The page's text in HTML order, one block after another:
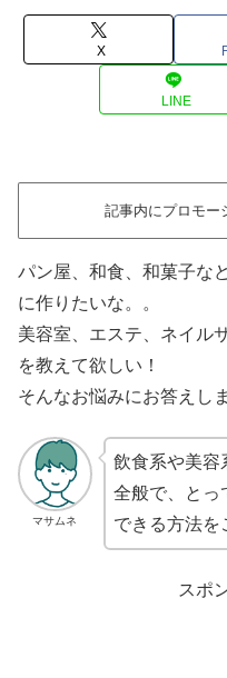
X
LINE
記事内にプロモー
パン屋、和食、和菓子な
に作りたいな。。
美容室、エステ、ネイル
を教えて欲しい！
そんなお悩みにお答えし
マサムネ
飲食系や美容
全般で、とっ
できる方法を
スポ